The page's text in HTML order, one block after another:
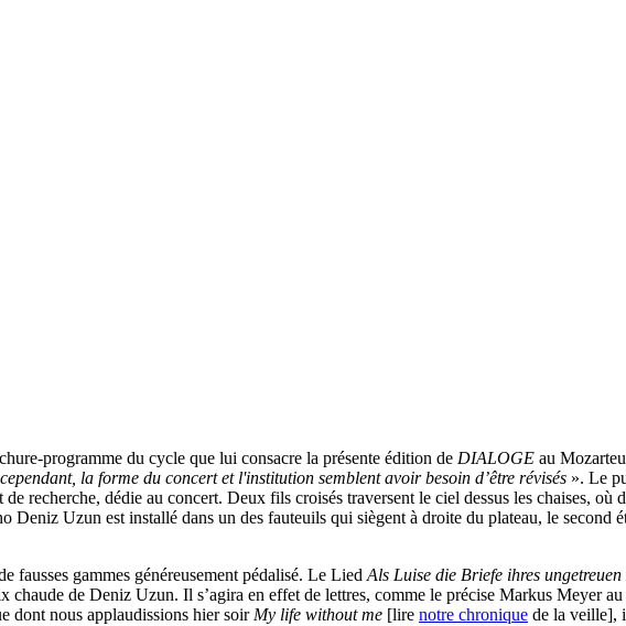
programme du cycle que lui consacre la présente édition de DIALOGE au
la forme du concert et l'institution semblent avoir besoin d’être révisés ». Le
de recherche, dédie au concert. Deux fils croisés traversent le ciel dessus les chaises, où
Uzun est installé dans un des fauteuils qui siègent à droite du plateau, le second
fausses gammes généreusement pédalisé. Le Lied Als Luise die Briefe ihres
de Deniz Uzun. Il s’agira en effet de lettres, comme le précise Markus Meyer
dont nous applaudissions hier soir My life without me [lire notre chronique de la veille],